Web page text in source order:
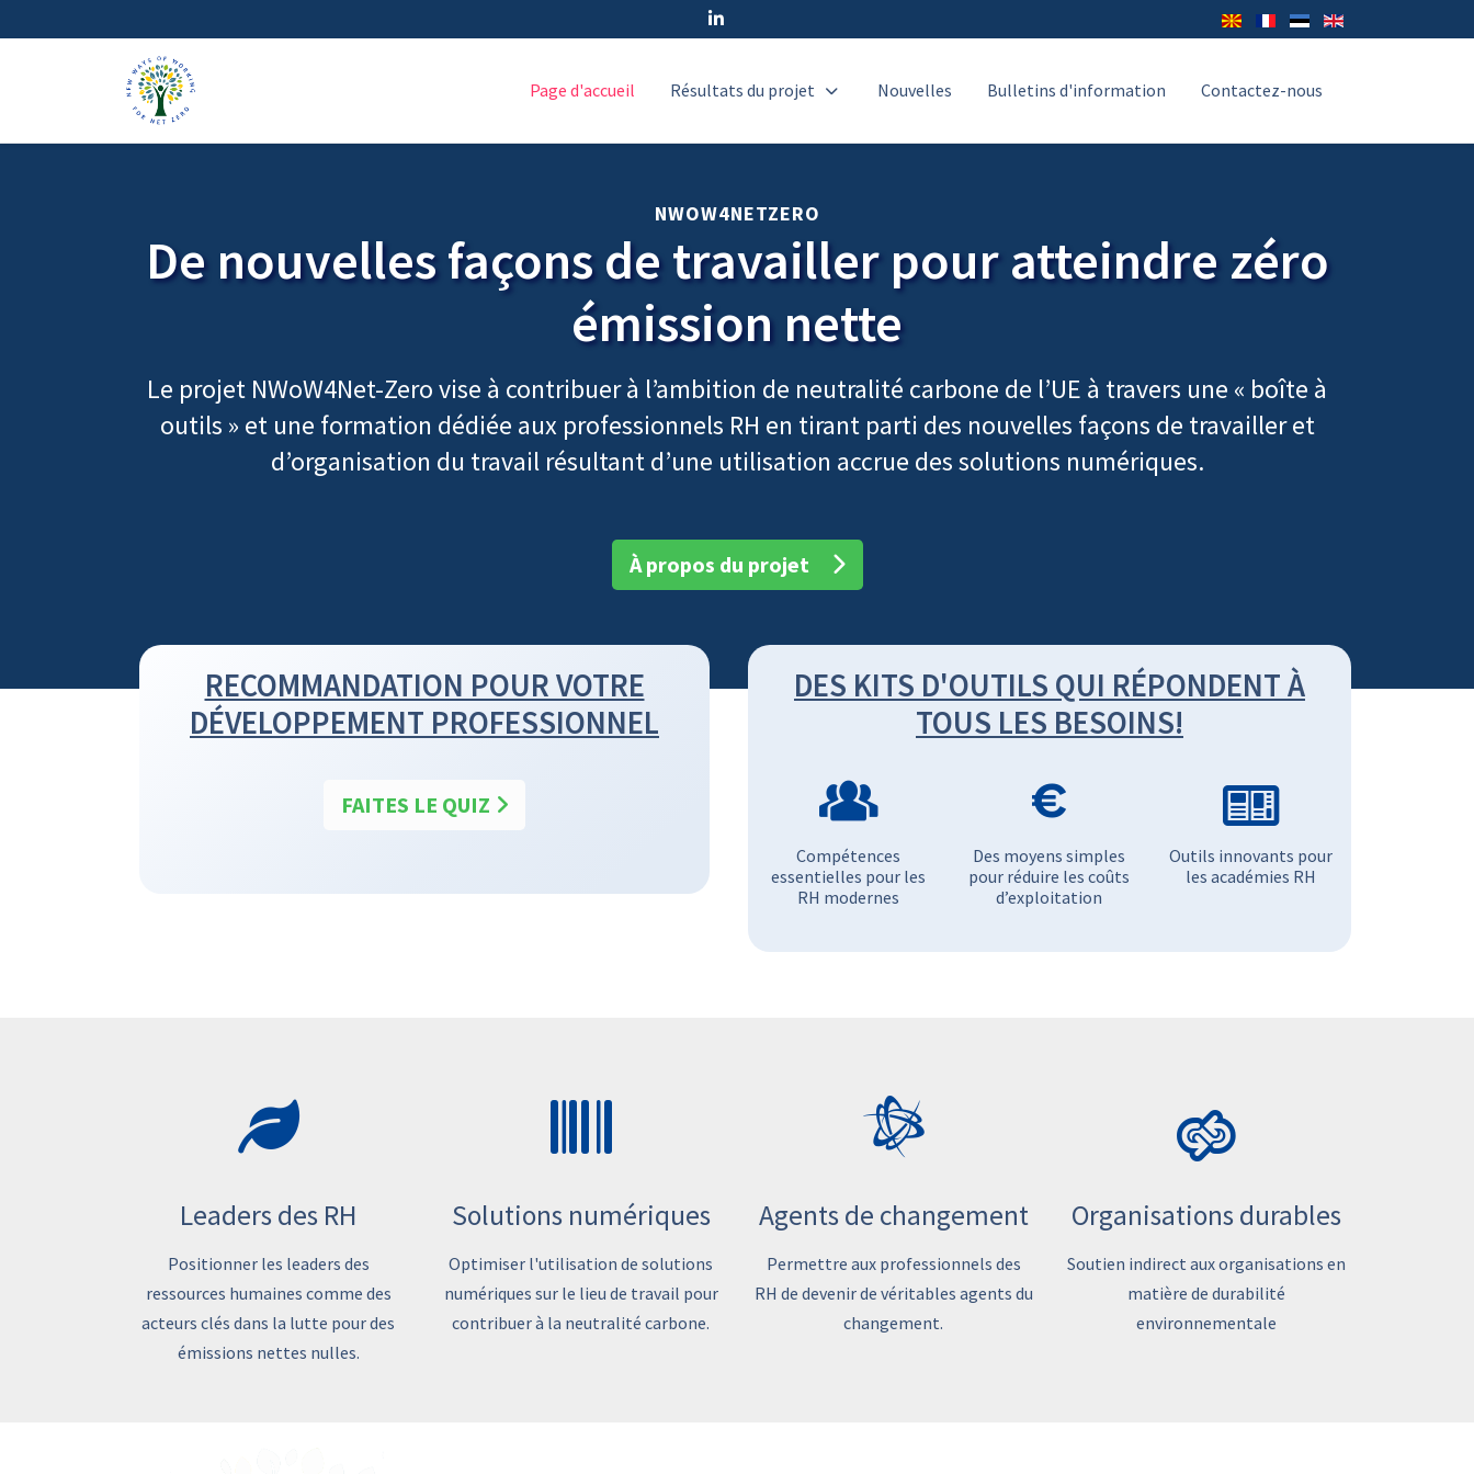
Page d'accueil Résultats du projet Nouvelles Bulletins d'information Contactez-nous
NWOW4NETZERO
De nouvelles façons de travailler pour atteindre zéro
émission nette
Le projet NWoW4Net-Zero vise à contribuer à l’ambition de neutralité carbone de l’UE à travers une « boîte à
outils » et une formation dédiée aux professionnels RH en tirant parti des nouvelles façons de travailler et
d’organisation du travail résultant d’une utilisation accrue des solutions numériques.
À propos du projet
RECOMMANDATION POUR VOTRE
DÉVELOPPEMENT PROFESSIONNEL
FAITES LE QUIZ
DES KITS D'OUTILS QUI RÉPONDENT À
TOUS LES BESOINS!
Compétences
essentielles pour les
RH modernes
Des moyens simples
pour réduire les coûts
d’exploitation
Outils innovants pour
les académies RH
Leaders des RH
Positionner les leaders des
ressources humaines comme des
acteurs clés dans la lutte pour des
émissions nettes nulles.
Solutions numériques
Optimiser l'utilisation de solutions
numériques sur le lieu de travail pour
contribuer à la neutralité carbone.
Agents de changement
Permettre aux professionnels des
RH de devenir de véritables agents du
changement.
Organisations durables
Soutien indirect aux organisations en
matière de durabilité
environnementale